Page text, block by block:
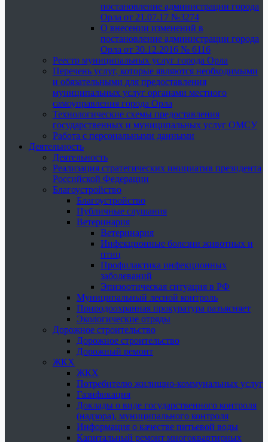
постановление администрации города
Орла от 21.07.17 №3274
О внесении изменений в
постановление администрации города
Орла от 30.12.2016 № 6116
Реестр муниципальных услуг города Орла
Перечень услуг, которые являются необходимыми
и обязательными для предоставления
муниципальных услуг органами местного
самоуправления города Орла
Технологические схемы предоставления
государственных и муниципальных услуг ОМСУ
Работа с персональными данными
Деятельность
Деятельность
Реализация стратегических инициатив президента
Российской Федерации
Благоустройство
Благоустройство
Публичные слушания
Ветеринария
Ветеринария
Инфекционные болезни животных и
птиц
Профилактика инфекционных
заболеваний
Эпизоотическая ситуация в РФ
Муниципальный лесной контроль
Природоохранная прокуратура разъясняет
Экологические отряды
Дорожное строительство
Дорожное строительство
Дорожный ремонт
ЖКХ
ЖКХ
Потребителю жилищно-коммунальных услуг
Газификация
Доклады о виде государственного контроля
(надзора), муниципального контроля
Информация о качестве питьевой воды
Капитальный ремонт многоквартирных